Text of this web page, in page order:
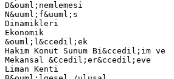
D&ouml;nemlemesi
N&uuml;f&uuml;s
Dinamikleri
Ekonomik
&ouml;l&ccedil;ek
Hakim Konut Sunum Bi&ccedil;im ve
Mekansal &Ccedil;er&ccedil;eve
Liman Kenti